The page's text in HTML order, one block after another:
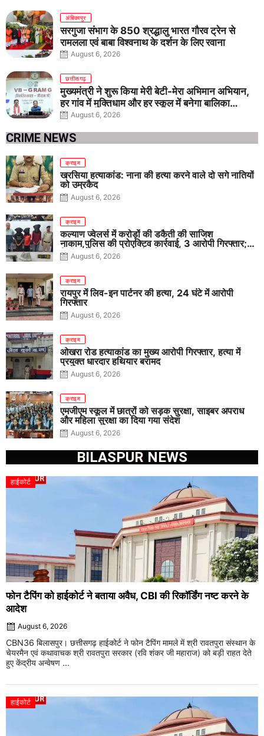
अंबिकापुर
सरगुजा संभाग के 850 श्रद्धालु भारत गौरव ट्रेन से
रामलला एवं बाबा विश्वनाथ के दर्शन के लिए रवाना
August 6, 2026
छत्तीसगढ़
मुख्यमंत्री ने शुरू किया मेरी बेटी-मेरा अभिमान अभियान,
हर गांव में मुक्तिधाम और हर स्कूल में बनेगा बालिका
शौचालय
August 6, 2026
CRIME NEWS
क्राइम
खरसिया हत्याकांड: नाना की हत्या करने वाले दो सगे नातियों
को उम्रकैद
August 6, 2026
क्राइम
कल्याण ज्वेलर्स में करोड़ों की डकैती की साजिश
नाकाम,पुलिस की प्रोएक्टिव कार्रवाई, 3 आरोपी गिरफ्तार;
पिस्टल, कारतूस, चाकू और मोबाइल बरामद
August 6, 2026
क्राइम
रायपुर में लिव-इन पार्टनर की हत्या, 24 घंटे में आरोपी
गिरफ्तार
August 6, 2026
क्राइम
ओखरा रोड हत्याकांड का मुख्य आरोपी गिरफ्तार, हत्या में
प्रयुक्त धारदार हथियार बरामद
August 6, 2026
क्राइम
एमजीएम स्कूल में छात्रों को सड़क सुरक्षा, साइबर अपराध
और महिला सुरक्षा का दिया गया संदेश
August 6, 2026
BILASPUR NEWS
हाईकोर्ट
फोन टैपिंग को हाईकोर्ट ने बताया अवैध, CBI की रिकॉर्डिंग नष्ट करने के
आदेश
August 6, 2026
CBN36 बिलासपुर। छत्तीसगढ़ हाईकोर्ट ने फोन टैपिंग मामले में श्री रावतपुरा संस्थान के
चेयरमैन एवं कथावाचक श्री रावतपुरा सरकार (रवि शंकर जी महाराज) को बड़ी राहत देते
हुए केंद्रीय अन्वेषण ...
हाईकोर्ट